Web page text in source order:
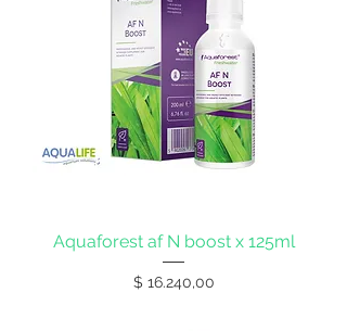
Aquaforest af N boost x 125ml
Precio
$ 16.240,00